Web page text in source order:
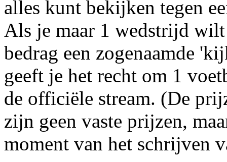
alles kunt bekijken tegen
Als je maar 1 wedstrijd
bedrag een zogenaamde
geeft je het recht om 1
de officiële stream. (De
zijn geen vaste prijzen,
moment van het schrijven